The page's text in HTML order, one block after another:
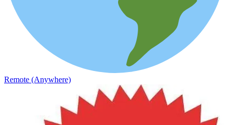
Remote (Anywhere)